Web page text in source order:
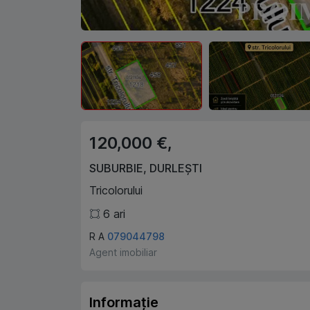
120,000 €,
SUBURBIE, DURLEȘTI
Tricolorului
6 ari
R A 079044798
Agent imobiliar
Informație